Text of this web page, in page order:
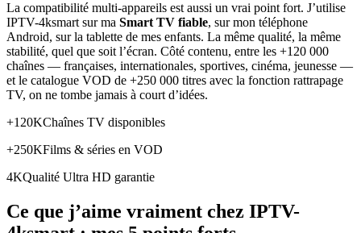
La compatibilité multi-appareils est aussi un vrai point fort. J’utilise
IPTV-4ksmart sur ma Smart TV fiable, sur mon téléphone
Android, sur la tablette de mes enfants. La même qualité, la même
stabilité, quel que soit l’écran. Côté contenu, entre les +120 000
chaînes — françaises, internationales, sportives, cinéma, jeunesse —
et le catalogue VOD de +250 000 titres avec la fonction rattrapage
TV, on ne tombe jamais à court d’idées.
+120KChaînes TV disponibles
+250KFilms & séries en VOD
4KQualité Ultra HD garantie
Ce que j’aime vraiment chez IPTV-